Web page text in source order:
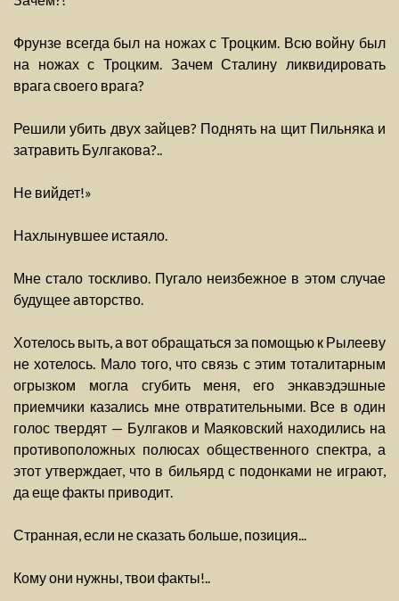
Фрунзе всегда был на ножах с Троцким. Всю войну был
на ножах с Троцким. Зачем Сталину ликвидировать
врага своего врага?
Решили убить двух зайцев? Поднять на щит Пильняка и
затравить Булгакова?..
Не вийдет!»
Нахлынувшее истаяло.
Мне стало тоскливо. Пугало неизбежное в этом случае
будущее авторство.
Хотелось выть, а вот обращаться за помощью к Рылееву
не хотелось. Мало того, что связь с этим тоталитарным
огрызком могла сгубить меня, его энкавэдэшные
приемчики казались мне отвратительными. Все в один
голос твердят — Булгаков и Маяковский находились на
противоположных полюсах общественного спектра, а
этот утверждает, что в бильярд с подонками не играют,
да еще факты приводит.
Странная, если не сказать больше, позиция...
Кому они нужны, твои факты!..